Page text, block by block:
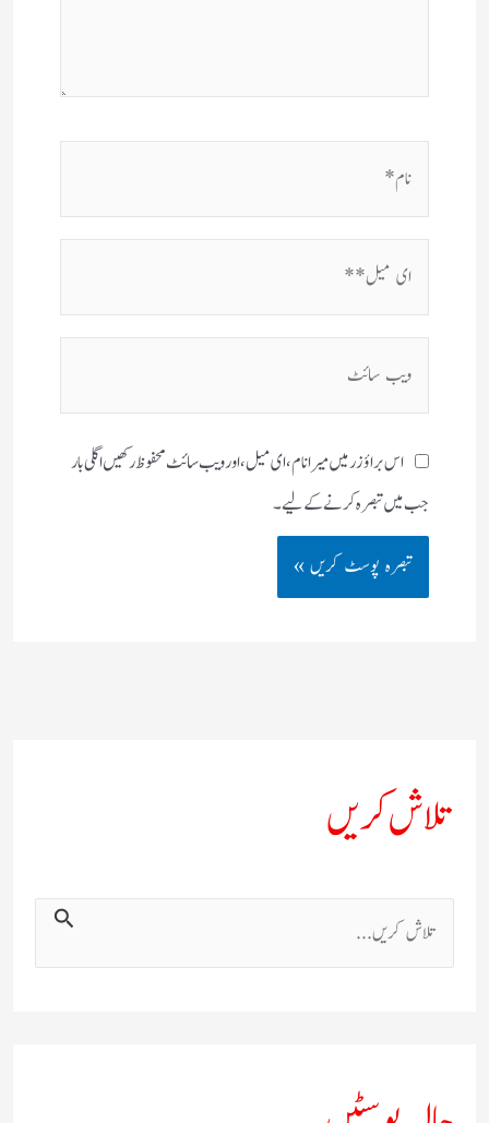
اس براؤزر میں میرا نام، ای میل، اور ویب سائٹ محفوظ رکھیں اگلی بار
جب میں تبصرہ کرنے کےلیے۔
تلاش کریں
ل